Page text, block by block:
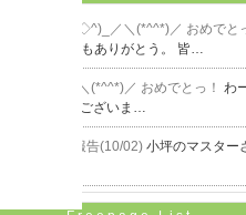
Re:＼_(^◇^)_／＼(*^^*)／ おめでと
さん ----- どうもありがとう。 皆…
＼_(^◇^)_／＼(*^^*)／ おめでとっ！ わ
！ おめでとうございま…
Re[1]:ご報告(10/02) 小坪のマスター